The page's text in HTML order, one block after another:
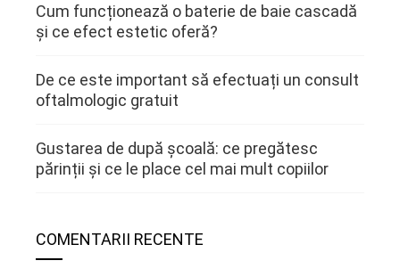
Cum funcționează o baterie de baie cascadă
și ce efect estetic oferă?
De ce este important să efectuați un consult
oftalmologic gratuit
Gustarea de după școală: ce pregătesc
părinții și ce le place cel mai mult copiilor
COMENTARII RECENTE